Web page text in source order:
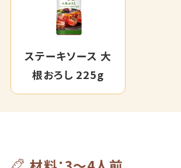
ステーキソース 大
根おろし 225g